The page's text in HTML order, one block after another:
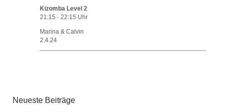
Kizomba Level 2
21:15 - 22:15 Uhr
Marina & Calvin
2.4.24
Neueste Beiträge